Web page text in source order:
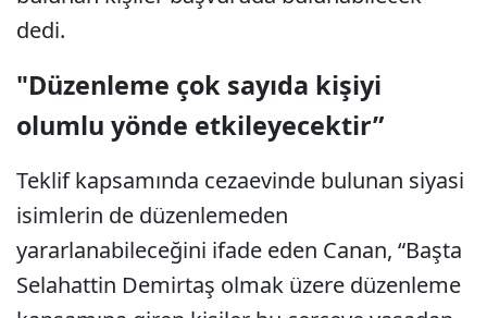
dedi.
"Düzenleme çok sayıda kişiyi
olumlu yönde etkileyecektir”
Teklif kapsamında cezaevinde bulunan siyasi
isimlerin de düzenlemeden
yararlanabileceğini ifade eden Canan, “Başta
Selahattin Demirtaş olmak üzere düzenleme